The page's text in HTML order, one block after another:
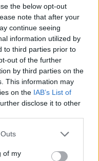
the below opt-out
note that after your
continue seeing
information utilized by
to third parties prior to
out of the further
by third parties on the
This information may
on the IAB’s List of
disclose it to other
one or more Google
You may click to
of my
autóiba a
az
SDI a
járművekbe szánt
hétfőn jelentették